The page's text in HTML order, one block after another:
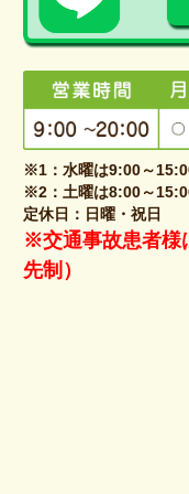
※1：水曜は9:00～
※2：土曜は8:00～
定休日：日曜・祝日
※交通事故患者様
先制）